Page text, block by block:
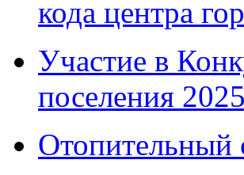
кода центра
Участие в
поселения
Отопительный